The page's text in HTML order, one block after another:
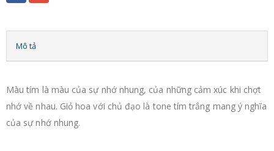
Mô tả
Màu tím là màu của sự nhớ nhung, của những cảm xúc khi chợt
nhớ về nhau. Giỏ hoa với chủ đạo là tone tím trắng mang ý nghĩa
của sự nhớ nhung.